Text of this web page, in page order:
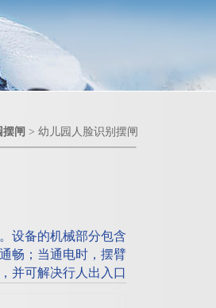
摆闸 > 幼儿园人脸识别摆闸
设备的机械部分包含
畅；当通电时，摆臂
并可解决行人出入口